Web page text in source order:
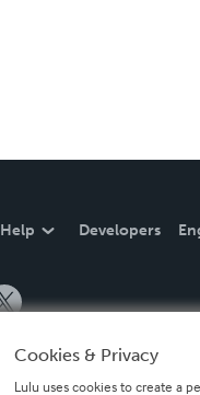
Help Developers
Cookies & Privacy
Lulu uses cookies to create a